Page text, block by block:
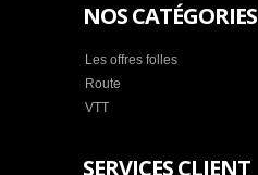
NOS CATÉGORIES
Les offres folles
Route
VTT
SERVICES CLIENT